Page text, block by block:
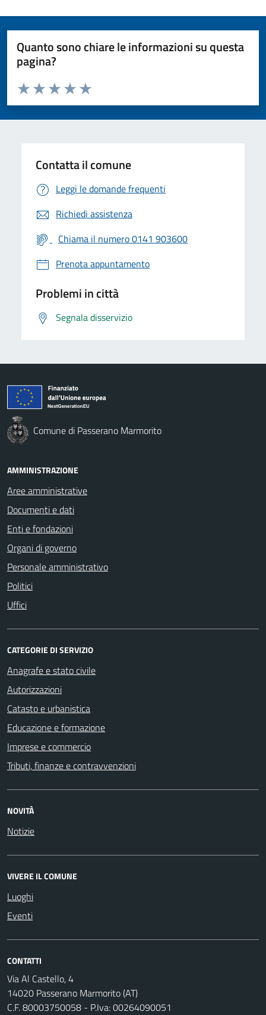
Quanto sono chiare le informazioni su questa
pagina?
Valuta da 1 a 5 stelle la pagina
Valuta 5 stelle su 5
Valuta 4 stelle su 5
Valuta 3 stelle su 5
Valuta 2 stelle su 5
Valuta 1 stelle su 5
Contatta il comune
Leggi le domande frequenti
Richiedi assistenza
Chiama il numero 0141 903600
Prenota appuntamento
Problemi in città
Segnala disservizio
Comune di Passerano Marmorito
AMMINISTRAZIONE
Aree amministrative
Documenti e dati
Enti e fondazioni
Organi di governo
Personale amministrativo
Politici
Uffici
CATEGORIE DI SERVIZIO
Anagrafe e stato civile
Autorizzazioni
Catasto e urbanistica
Educazione e formazione
Imprese e commercio
Tributi, finanze e contravvenzioni
NOVITÀ
Notizie
VIVERE IL COMUNE
Luoghi
Eventi
CONTATTI
Via Al Castello, 4
14020 Passerano Marmorito (AT)
C.F. 80003750058 - P.Iva: 00264090051